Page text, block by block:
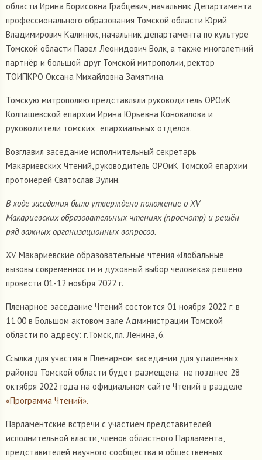
области Ирина Борисовна Грабцевич, начальник Департамента
профессионального образования Томской области Юрий
Владимирович Калинюк, начальник департамента по культуре
Томской области Павел Леонидович Волк, а также многолетний
партнёр и большой друг Томской митрополии, ректор
ТОИПКРО Оксана Михайловна Замятина.
Томскую митрополию представляли руководитель ОРОиК
Колпашевской епархии Ирина Юрьевна Коновалова и
руководители томских епархиальных отделов.
Возглавил заседание исполнительный секретарь
Макариевских Чтений, руководитель ОРОиК Томской епархии
протоиерей Святослав Зулин.
В ходе заседания было утверждено положение о XV
Макариевских образовательных чтениях (просмотр) и решён
ряд важных организационных вопросов.
XV Макариевские образовательные чтения «Глобальные
вызовы современности и духовный выбор человека» решено
провести 01-12 ноября 2022 г.
Пленарное заседание Чтений состоится 01 ноября 2022 г. в
11.00 в Большом актовом зале Администрации Томской
области по адресу: г.Томск, пл. Ленина, 6.
Ссылка для участия в Пленарном заседании для удаленных
районов Томской области будет размещена не позднее 28
октября 2022 года на официальном сайте Чтений в разделе
«Программа Чтений».
Парламентские встречи с участием представителей
исполнительной власти, членов областного Парламента,
представителей научного сообщества и общественных